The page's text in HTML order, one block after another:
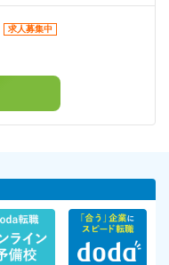
求人募集中